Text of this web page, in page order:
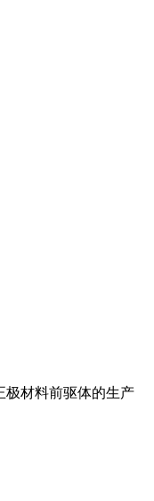
材料前驱体的生产